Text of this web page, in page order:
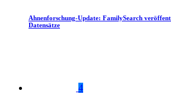
Ahnenforschung-Update: FamilySearch
Datensätze
4